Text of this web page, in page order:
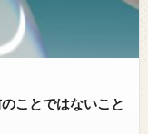
ことではないこと